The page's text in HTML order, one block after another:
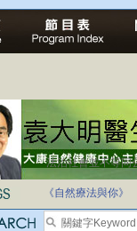
法治社會並不等同
《自然療法與你》